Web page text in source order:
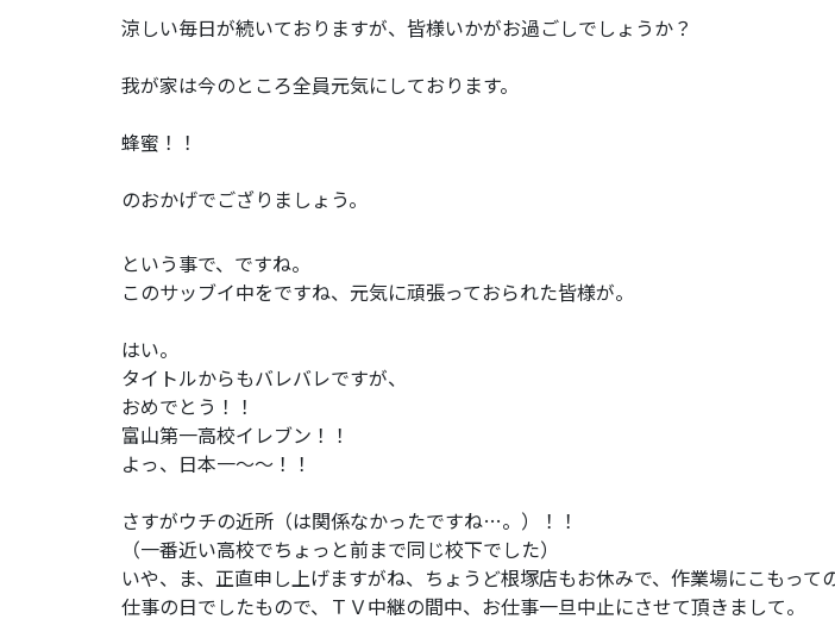
涼しい毎日が続いておりますが、皆様いかがお過ごしでしょうか？
我が家は今のところ全員元気にしております。
蜂蜜！！
のおかげでござりましょう。
という事で、ですね。
このサッブイ中をですね、元気に頑張っておられた皆様が。
はい。
タイトルからもバレバレですが、
おめでとう！！
富山第一高校イレブン！！
よっ、日本一～～！！
さすがウチの近所（は関係なかったですね…。）！！
（一番近い高校でちょっと前まで同じ校下でした）
いや、ま、正直申し上げますがね、ちょうど根塚店もお休みで、作業場にこもって
仕事の日でしたもので、ＴＶ中継の間中、お仕事一旦中止にさせて頂きまして。